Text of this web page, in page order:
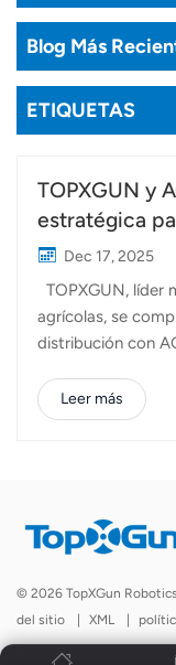
Blog Más
ETIQUETAS
TOPXGUN y
estratégica
agrícola
Dec 17, 2025
TOPXGUN, líder
agrícolas, se
distribución con
tecnología
español. Esta
para satisfacer la
agricultura
diseñado
eficientes y a
referente en
Leer más
© 2026 TopXGun
del sitio
| XML |